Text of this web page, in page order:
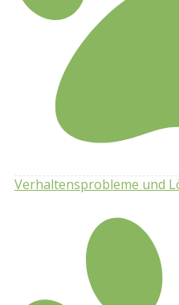
Verhaltensprobleme und